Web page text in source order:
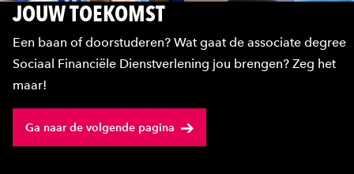
JOUW TOEKOMST
Een baan of doorstuderen? Wat gaat de associate degree
Sociaal Financiële Dienstverlening jou brengen? Zeg het
maar!
Ga naar de volgende pagina